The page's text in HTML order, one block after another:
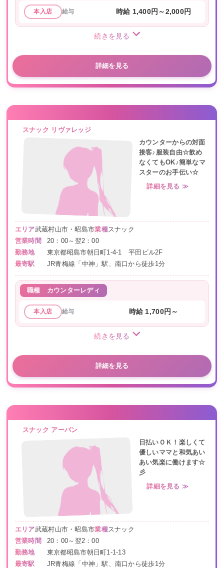
本入店 給与 時給 1,400円～2,000円
続きを見る
詳細を見る
スナック リヴァレッジ
カウンターからの対面
接客♪服装自由☆飲め
なくてもOK♪簡単なマ
スターのお手伝い☆
詳細を見る ≫
エリア武蔵村山市・昭島市業種スナック
営業時間
20：00～翌2：00
勤務地
東京都昭島市朝日町1-4-1 平田ビル2F
最寄駅
JR青梅線「中神」駅、南口から徒歩1分
職種 カウンターレディ
本入店 給与 時給 1,700円～
続きを見る
詳細を見る
スナック アーバン
日払いＯＫ！楽しくて
優しいママと和気あい
あい気楽に働けます☆
彡
詳細を見る ≫
エリア武蔵村山市・昭島市業種スナック
営業時間
20：00～翌2：00
勤務地
東京都昭島市朝日町1-1-13
最寄駅
JR青梅線「中神」駅、南口から徒歩1分